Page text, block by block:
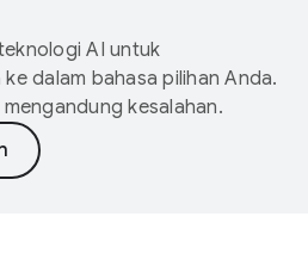
AI untuk
dalam bahasa pilihan Anda.
kesalahan.